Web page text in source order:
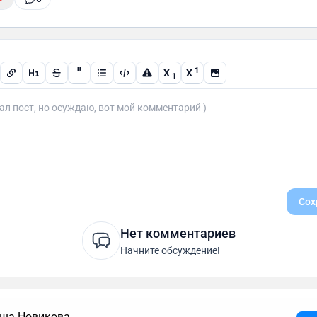
" X 1 X 1
Нет комментариев
Начните обсуждение!